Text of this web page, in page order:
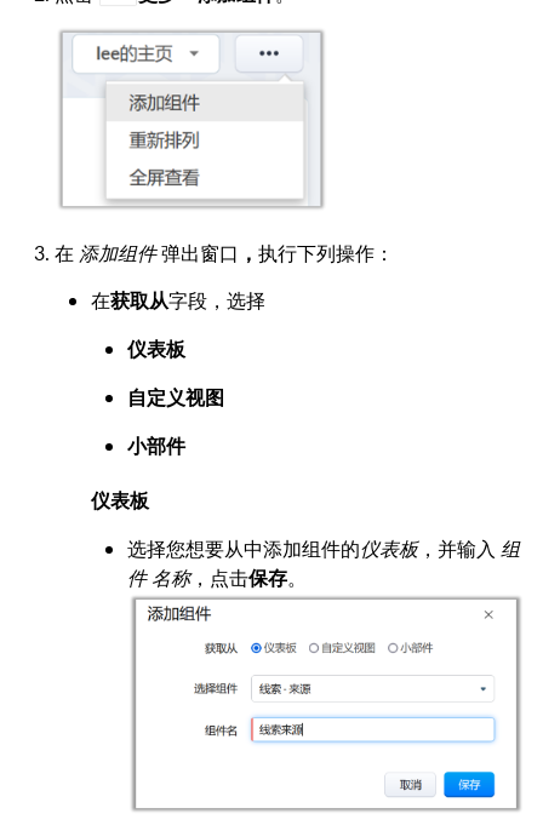
在 添加组件弹出窗口 ， 执行下列操作：
在获取从字段，选择
仪表板
自定义视图
小部件
仪表板
选择您想要从中添加组件的仪表板，并输入 组
件 名称，点击保存。